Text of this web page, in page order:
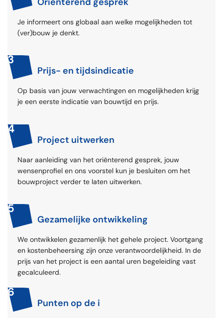
Je informeert ons globaal aan welke mogelijkheden tot
(ver)bouw je denkt.
3
Prijs- en tijdsindicatie
Op basis van jouw verwachtingen en mogelijkheden krijg
je een eerste indicatie van bouwtijd en prijs.
4
Project uitwerken
Naar aanleiding van het oriënterend gesprek, jouw
wensenprofiel en ons voorstel kun je besluiten om het
bouwproject verder te laten uitwerken.
5
Gezamelijke ontwikkeling
We ontwikkelen gezamenlijk het gehele project. Voortgang
en kostenbeheersing zijn onze verantwoordelijkheid. In de
prijs van het project is een aantal uren begeleiding vast
gecalculeerd.
6
Punten op de i